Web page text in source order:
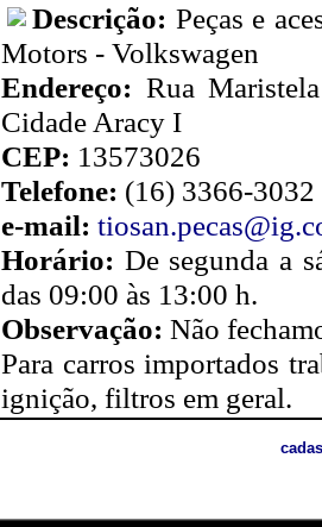
Descrição: Peças e
Motors - Volkswagen
Endereço: Rua
Cidade Aracy I
CEP: 13573026
Telefone: (16) 3366-3032
e-mail:
Horário: De segunda a
das 09:00 às 13:00 h.
Observação: Não
Para carros importados
ignição, filtros em geral.